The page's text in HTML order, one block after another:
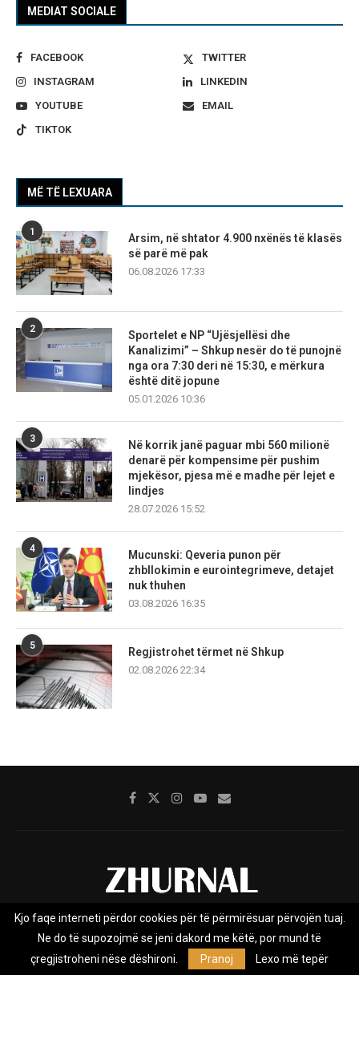
MEDIAT SOCIALE
FACEBOOK
TWITTER
INSTAGRAM
LINKEDIN
YOUTUBE
EMAIL
TIKTOK
MË TË LEXUARA
1
Arsim, në shtator 4.900 nxënës të klasës
së parë më pak
06.08.2026 17:33
2
Sportelet e NP “Ujësjellësi dhe
Kanalizimi” – Shkup nesër do të punojnë
nga ora 7:30 deri në 15:30, e mërkura
është ditë jopune
05.01.2026 10:36
3
Në korrik janë paguar mbi 560 milionë
denarë për kompensime për pushim
mjekësor, pjesa më e madhe për lejet e
lindjes
28.07.2026 15:52
4
Mucunski: Qeveria punon për
zhbllokimin e eurointegrimeve, detajet
nuk thuhen
03.08.2026 16:35
5
Regjistrohet tërmet në Shkup
02.08.2026 22:34
Rreth nesh Impresumi Marketing
Privacy Policy
Zhurnal.mk është Agjenci e Lajmeve e pavarur, e themeluar në vitin
Kjo faqe interneti përdor cookies për të përmirësuar përvojën tuaj.
Ne do të supozojmë se jeni dakord me këtë, por mund të
çregjistroheni nëse dëshironi.
Pranoj Lexo më tepër